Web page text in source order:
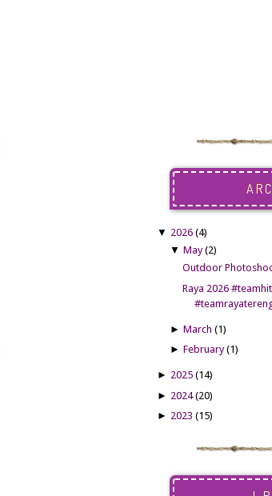
▼ 2026 (4)
▼ May (2)
Outdoor
Raya 2026
► March (1)
► February (1)
► 2025 (14)
► 2024 (20)
► 2023 (15)
►2020 (16)